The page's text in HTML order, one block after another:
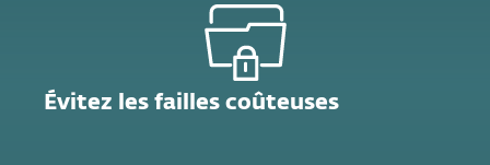
Évitez les failles coûteuses